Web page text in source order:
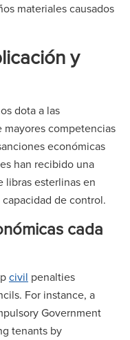
materiales causados
y
dota a las
competencias
económicas
han recibido una
libras esterlinas en
de control.
cada
civil penalties
For instance, a
Government
tenants by